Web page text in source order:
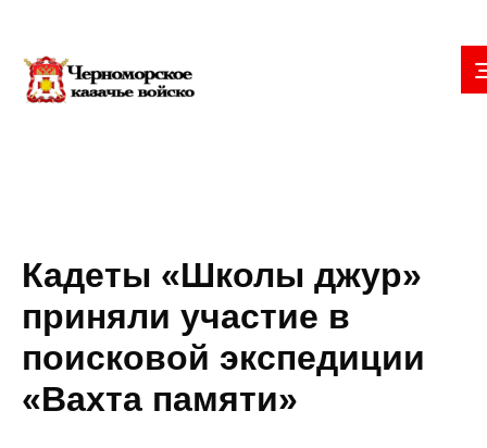
Кадеты «Школы джур»
приняли участие в
поисковой экспедиции
«Вахта памяти»